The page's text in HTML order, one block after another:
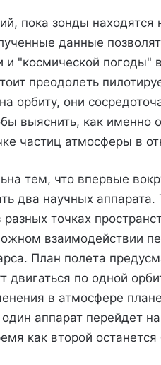
пока зонды
данные
и "космической
преодолеть
орбиту, они
выяснить, как именно
частиц атмосферы в
тем, что впервые
два научных
точках
взаимодействии
План полета
двигаться по одной
в атмосфере
аппарат перейдет
как второй